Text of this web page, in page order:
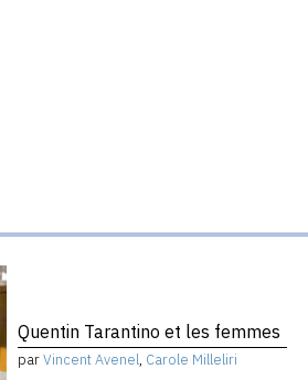
Quentin Tarantino et les femmes
parVincent Avenel, Carole Milleliri